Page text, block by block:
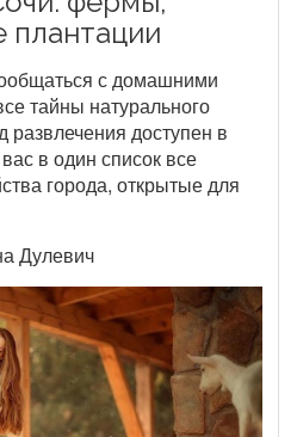
плантации
с домашними
тайны натурального
развлечения доступен в
в один список все
города, открытые для
Дулевич